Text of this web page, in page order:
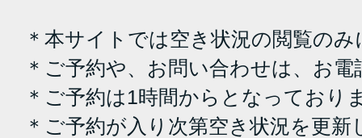
＊本サイトでは空き状況の閲覧の
＊ご予約や、お問い合わせは、お
＊ご予約は1時間からとなっており
＊ご予約が入り次第空き状況を更